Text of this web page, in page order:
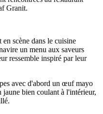
Granit.
en scène dans le cuisine
un menu aux saveurs
ressemble inspiré par leur
avec d'abord un œuf mayo
bien coulant à l'intérieur,